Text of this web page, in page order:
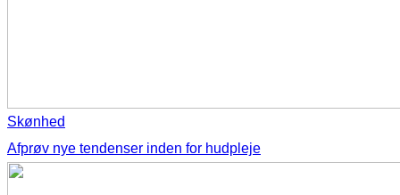
Skønhed
Afprøv nye tendenser inden for hudpleje